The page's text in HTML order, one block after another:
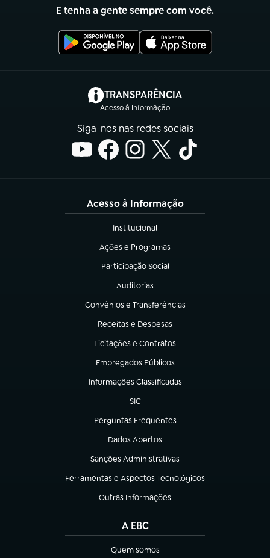
E tenha a gente sempre com você.
TRANSPARÊNCIA
Acesso à Informação
(abre em nova aba)
Siga-nos nas redes sociais
Acesso à Informação
Institucional
(abre em nova aba)
Ações e Programas
(abre em nova aba)
Participação Social
(abre em nova aba)
Auditorias
(abre em nova aba)
Convênios e Transferências
(abre em nova aba)
Receitas e Despesas
(abre em nova aba)
Licitações e Contratos
(abre em nova aba)
Empregados Públicos
(abre em nova aba)
Informações Classificadas
(abre em nova aba)
SIC
(abre em nova aba)
Perguntas Frequentes
(abre em nova aba)
Dados Abertos
(abre em nova aba)
Sanções Administrativas
(abre em nova aba)
Ferramentas e Aspectos Tecnológicos
(abre em nova aba)
Outras Informações
(abre em nova aba)
A EBC
Quem somos
(abre em nova aba)